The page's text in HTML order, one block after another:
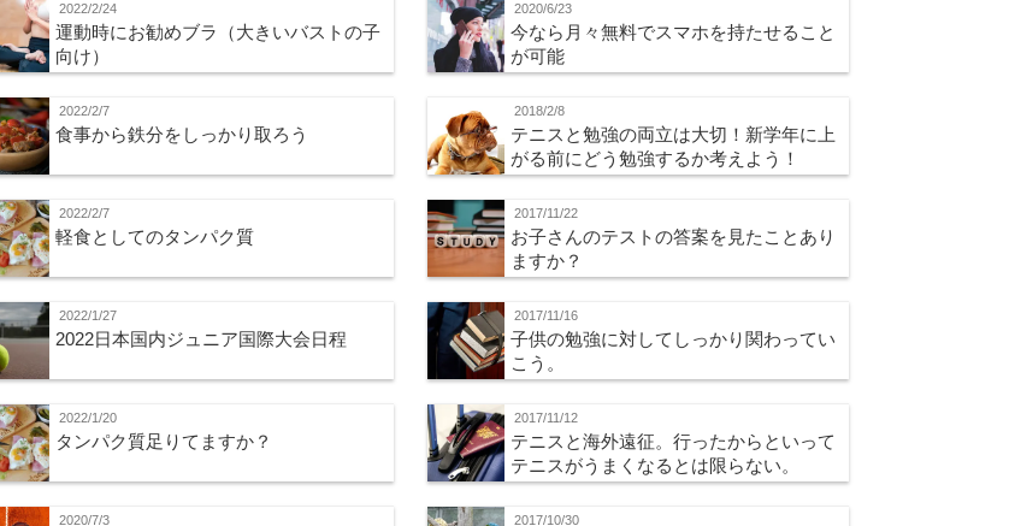
2022/2/24
運動時にお勧めブラ（大きいバストの子
向け）
2022/2/7
食事から鉄分をしっかり取ろう
2022/2/7
軽食としてのタンパク質
2022/1/27
2022日本国内ジュニア国際大会日程
2022/1/20
タンパク質足りてますか？
2020/7/3
2020/6/23
今なら月々無料でスマホを持たせること
が可能
2018/2/8
テニスと勉強の両立は大切！新学年に上
がる前にどう勉強するか考えよう！
2017/11/22
お子さんのテストの答案を見たことあり
ますか？
2017/11/16
子供の勉強に対してしっかり関わってい
こう。
2017/11/12
テニスと海外遠征。行ったからといって
テニスがうまくなるとは限らない。
2017/10/30